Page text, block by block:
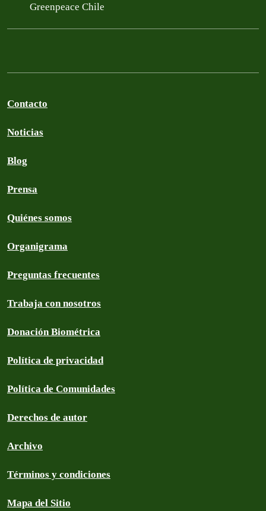
Greenpeace Chile
Contacto
Noticias
Blog
Prensa
Quiénes somos
Organigrama
Preguntas frecuentes
Trabaja con nosotros
Donación Biométrica
Política de privacidad
Política de Comunidades
Derechos de autor
Archivo
Términos y condiciones
Mapa del Sitio